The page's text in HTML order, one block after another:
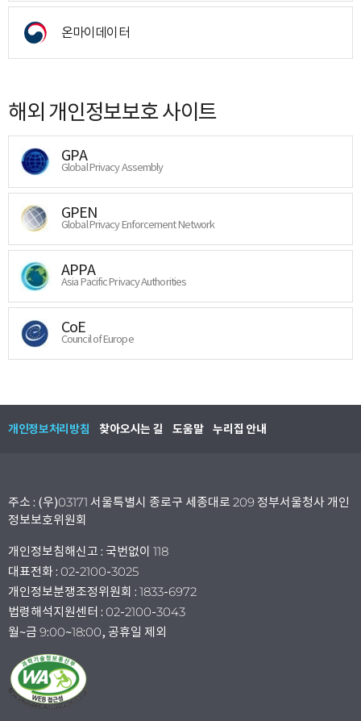
온마이데이터
해외 개인정보보호 사이트
GPA
Global Privacy Assembly
GPEN
Global Privacy Enforcement Network
APPA
Asia Pacific Privacy Authorities
CoE
Council of Europe
개인정보처리방침 찾아오시는 길 도움말 누리집 안내
주소 : (우)03171 서울특별시 종로구 세종대로 209 정부서울청사 개인
정보보호위원회
개인정보침해신고 : 국번없이 118
대표전화 : 02-2100-3025
개인정보분쟁조정위원회 : 1833-6972
법령해석지원센터 : 02-2100-3043
월~금 9:00~18:00, 공휴일 제외